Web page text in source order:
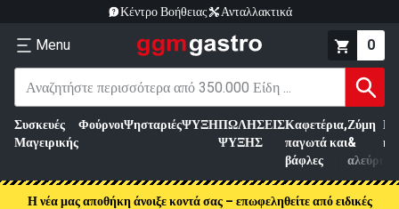
Κέντρο Βοήθειας Ανταλλακτικά
Menu 0
Συσκευές
Μαγειρικής
ΦούρνοιΨησταριέςΨΥΞΗΠΩΛΗΣΕΙΣ
ΨΥΞΗΣ
Καφετέρια,
παγωτά και
βάφλες
Ζύμη
&
αλεύρι
Η νέα μας αποθήκη άνοιξε κοντά σας – επωφεληθείτε από ειδικές